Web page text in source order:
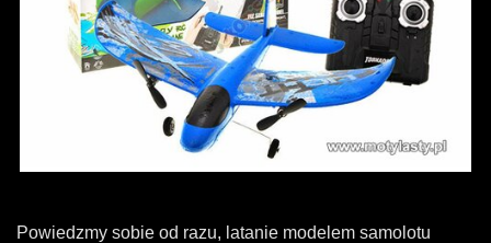
Powiedzmy sobie od razu, latanie modelem samolotu